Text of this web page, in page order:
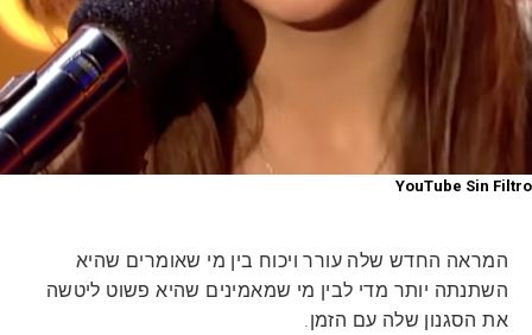
YouTube Sin Filtro
המראה החדש שלה עורר ויכוח בין מי שאומרים שהיא
השתנתה יותר מדי לבין מי שמאמינים שהיא פשוט ליטשה
את הסגנון שלה עם הזמן.